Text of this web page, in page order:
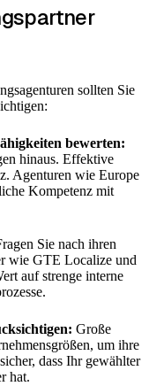
sollten Sie
bewerten:
hinaus. Effektive
Agenturen wie Europe
Kompetenz mit
Sie nach ihren
wie GTE Localize und
auf strenge interne
Große
um ihre
dass Ihr gewählter
hat.